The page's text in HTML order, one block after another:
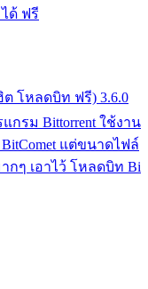
ด้ ฟรี
ต โหลดบิท ฟรี) 3.6.0
กรม Bittorrent ใช้งาน
แต่ขนาดไฟล์
กๆ เอาไว้ โหลดบิท Bi